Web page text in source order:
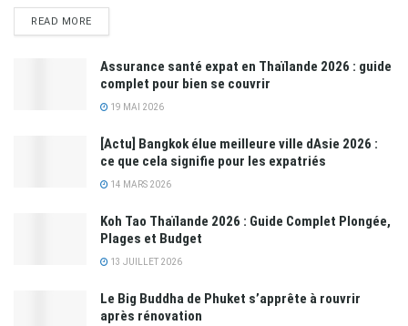
READ MORE
Assurance santé expat en Thaïlande 2026 : guide
complet pour bien se couvrir
19 MAI 2026
[Actu] Bangkok élue meilleure ville dAsie 2026 :
ce que cela signifie pour les expatriés
14 MARS 2026
Koh Tao Thaïlande 2026 : Guide Complet Plongée,
Plages et Budget
13 JUILLET 2026
Le Big Buddha de Phuket s’apprête à rouvrir
après rénovation